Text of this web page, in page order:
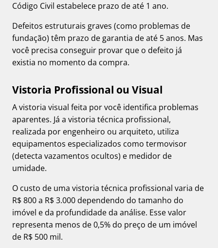
Código Civil estabelece prazo de até 1 ano.
Defeitos estruturais graves (como problemas de
fundação) têm prazo de garantia de até 5 anos. Mas
você precisa conseguir provar que o defeito já
existia no momento da compra.
Vistoria Profissional ou Visual
A vistoria visual feita por você identifica problemas
aparentes. Já a vistoria técnica profissional,
realizada por engenheiro ou arquiteto, utiliza
equipamentos especializados como termovisor
(detecta vazamentos ocultos) e medidor de
umidade.
O custo de uma vistoria técnica profissional varia de
R$ 800 a R$ 3.000 dependendo do tamanho do
imóvel e da profundidade da análise. Esse valor
representa menos de 0,5% do preço de um imóvel
de R$ 500 mil.